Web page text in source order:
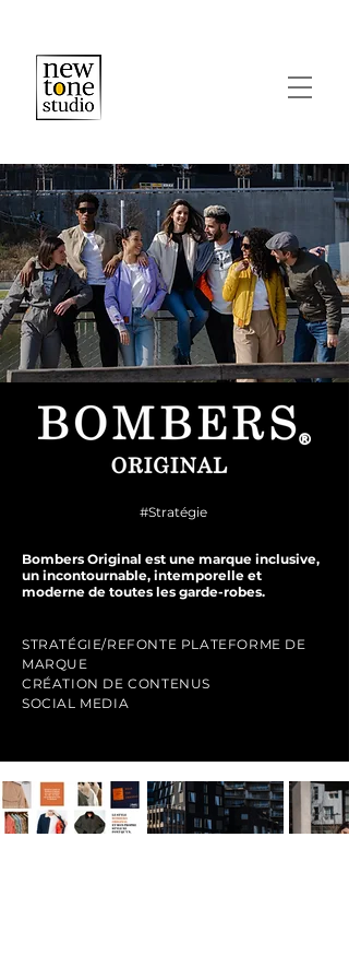
#Stratégie
Bombers Original est une marque inclusive,
un incontournable, intemporelle et
moderne de toutes les garde-robes.
STRATÉGIE/REFONTE PLATEFORME DE
MARQUE
CRÉATION DE CONTENUS
SOCIAL MEDIA